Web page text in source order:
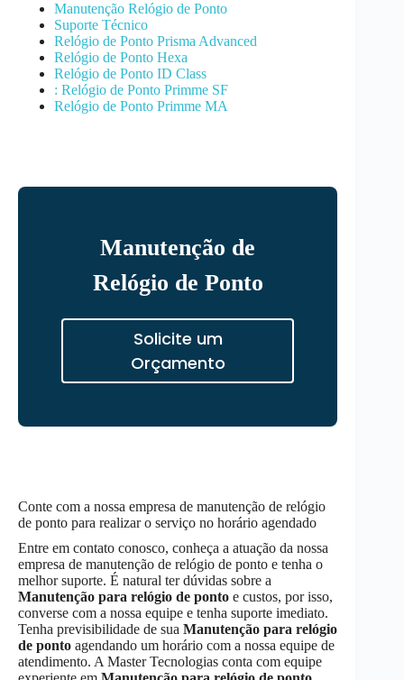
Manutenção Relógio de Ponto
Suporte Técnico
Relógio de Ponto Prisma Advanced
Relógio de Ponto Hexa
Relógio de Ponto ID Class
: Relógio de Ponto Primme SF
Relógio de Ponto Primme MA
Manutenção de
Relógio de Ponto
Solicite um
Orçamento
Conte com a nossa empresa de manutenção de relógio
de ponto para realizar o serviço no horário agendado
Entre em contato conosco, conheça a atuação da nossa
empresa de manutenção de relógio de ponto e tenha o
melhor suporte. É natural ter dúvidas sobre a
Manutenção para relógio de ponto e custos, por isso,
converse com a nossa equipe e tenha suporte imediato.
Tenha previsibilidade de sua Manutenção para relógio
de ponto agendando um horário com a nossa equipe de
atendimento. A Master Tecnologias conta com equipe